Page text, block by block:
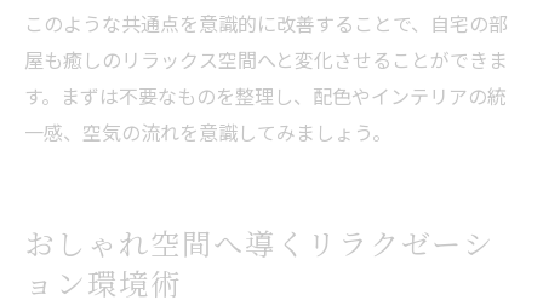
このような共通点を意識的に改善することで、自宅の部
屋も癒しのリラックス空間へと変化させることができま
す。まずは不要なものを整理し、配色やインテリアの統
一感、空気の流れを意識してみましょう。
おしゃれ空間へ導くリラクゼーシ
ョン環境術